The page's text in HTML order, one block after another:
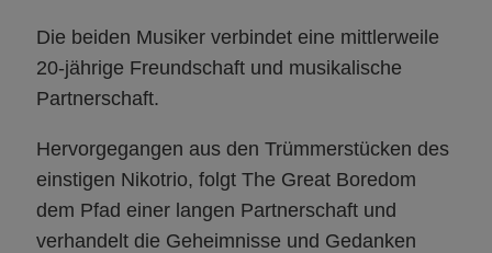
Die beiden Musiker verbindet eine mittlerweile
20-jährige Freundschaft und musikalische
Partnerschaft.
Hervorgegangen aus den Trümmerstücken des
einstigen Nikotrio, folgt The Great Boredom
dem Pfad einer langen Partnerschaft und
verhandelt die Geheimnisse und Gedanken